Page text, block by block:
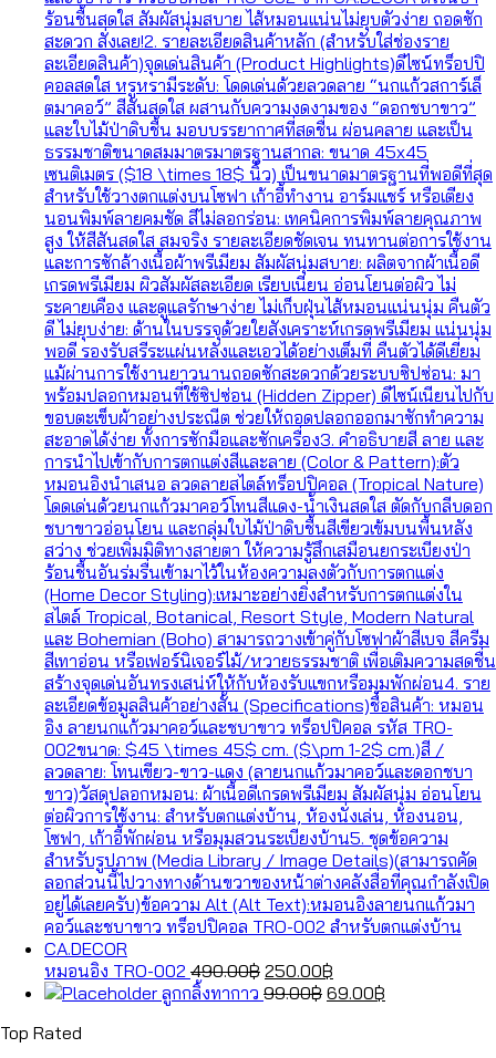
หมอนอิง TRO-002 490.00฿ Original
price
250.00฿
price
ลูกกลิ้งทากาว 99.00฿ Original
69.00฿
Top Rated